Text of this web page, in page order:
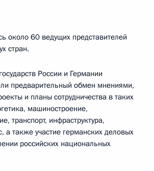
около 60 ведущих представителей
стран.
России и Германии
предварительный обмен мнениями,
и планы сотрудничества в таких
машиностроение,
транспорт, инфраструктура,
а также участие германских деловых
российских национальных